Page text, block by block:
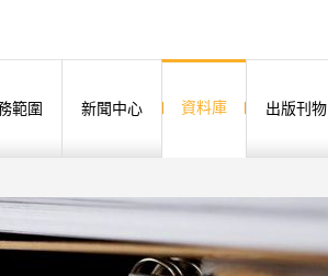
範圍 新聞中心 資料庫 出版刊物